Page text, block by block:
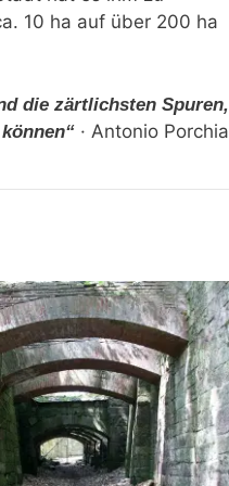
10 ha auf über 200 ha
die zärtlichsten Spuren,
· Antonio Porchia